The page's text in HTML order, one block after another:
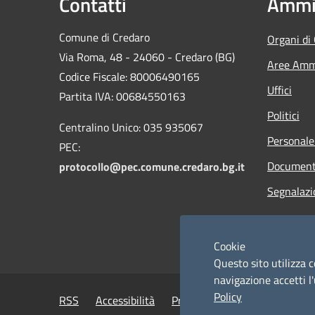
Comune di Credaro
Via Roma, 48 - 24060 - Credaro (BG)
Codice Fiscale: 80006490165
Partita IVA: 00684550163
Centralino Unico: 035 935067
PEC:
protocollo@pec.comune.credaro.bg.it
Organi di
Aree
Uffici
Politici
RSS Accessibilità Privacy Cookie
Cookie
Questo sito utilizza
navigazione accetti
Policy